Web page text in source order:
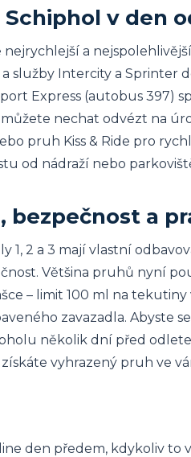
Schiphol v den
a
služby Intercity a Sprinter
Express (autobus 397)
nechat odvézt na
pruh Kiss & Ride pro
od nádraží nebo
bezpečnost a
1, 2 a 3 mají vlastní
Většina pruhů nyní
– limit 100 ml na
zavazadla. Abyste
několik dní před
vyhrazený pruh ve
den předem, kdykoliv to